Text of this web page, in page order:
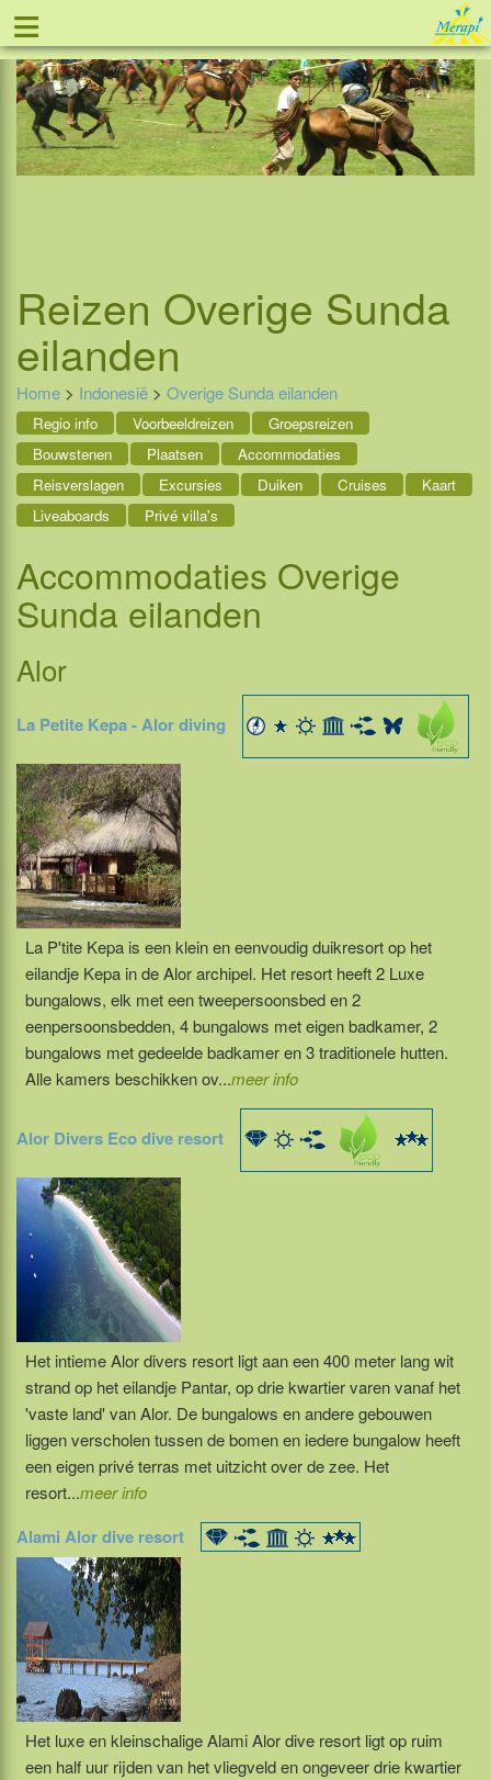
≡ Tel: 088 - 81 11 999
Reizen Overige Sunda
eilanden
Home > Indonesië > Overige Sunda eilanden
Regio info Voorbeeldreizen
Groepsreizen
Bouwstenen
Plaatsen
Accommodaties
Reisverslagen
Excursies Duiken Cruises
Kaart
Liveaboards
Privé villa's
Accommodaties Overige
Sunda eilanden
Alor
La Petite Kepa - Alor diving
La P'tite Kepa is een klein en eenvoudig duikresort op het
eilandje Kepa in de Alor archipel. Het resort heeft 2 Luxe
bungalows, elk met een tweepersoonsbed en 2
eenpersoonsbedden, 4 bungalows met eigen badkamer, 2
bungalows met gedeelde badkamer en 3 traditionele hutten.
Alle kamers beschikken ov...meer info
Alor Divers Eco dive resort
Het intieme Alor divers resort ligt aan een 400 meter lang wit
strand op het eilandje Pantar, op drie kwartier varen vanaf het
'vaste land' van Alor. De bungalows en andere gebouwen
liggen verscholen tussen de bomen en iedere bungalow heeft
een eigen privé terras met uitzicht over de zee. Het
resort...meer info
Alami Alor dive resort
Het luxe en kleinschalige Alami Alor dive resort ligt op ruim
een half uur rijden van het vliegveld en ongeveer drie kwartier